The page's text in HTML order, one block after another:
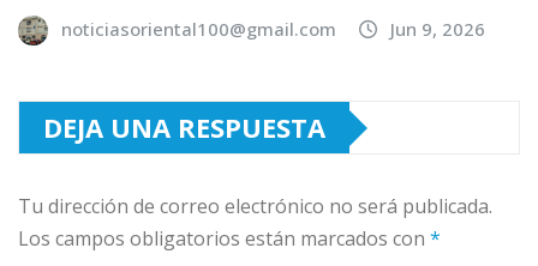
noticiasoriental100@gmail.com Jun 9, 2026
DEJA UNA RESPUESTA
Tu dirección de correo electrónico no será publicada.
Los campos obligatorios están marcados con *